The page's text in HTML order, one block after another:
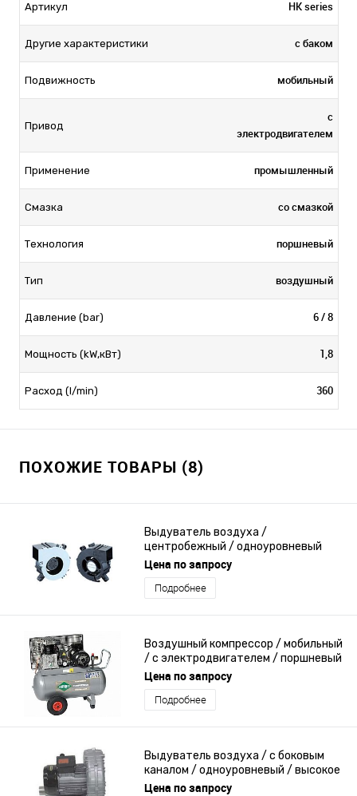
Артикул HK series
Другие характеристики с баком
Подвижность мобильный
Привод
с
электродвигателем
Применение промышленный
Смазка со смазкой
Технология поршневый
Тип воздушный
Давление (bar) 6 / 8
Мощность (kW,кВт) 1,8
Расход (l/min) 360
ПОХОЖИЕ ТОВАРЫ (8)
Выдуватель воздуха /
центробежный / одноуровневый
Цена по запросу
Подробнее
Воздушный компрессор / мобильный
/ с электродвигателем / поршневый
Цена по запросу
Подробнее
Выдуватель воздуха / с боковым
каналом / одноуровневый / высокое
давление
Цена по запросу